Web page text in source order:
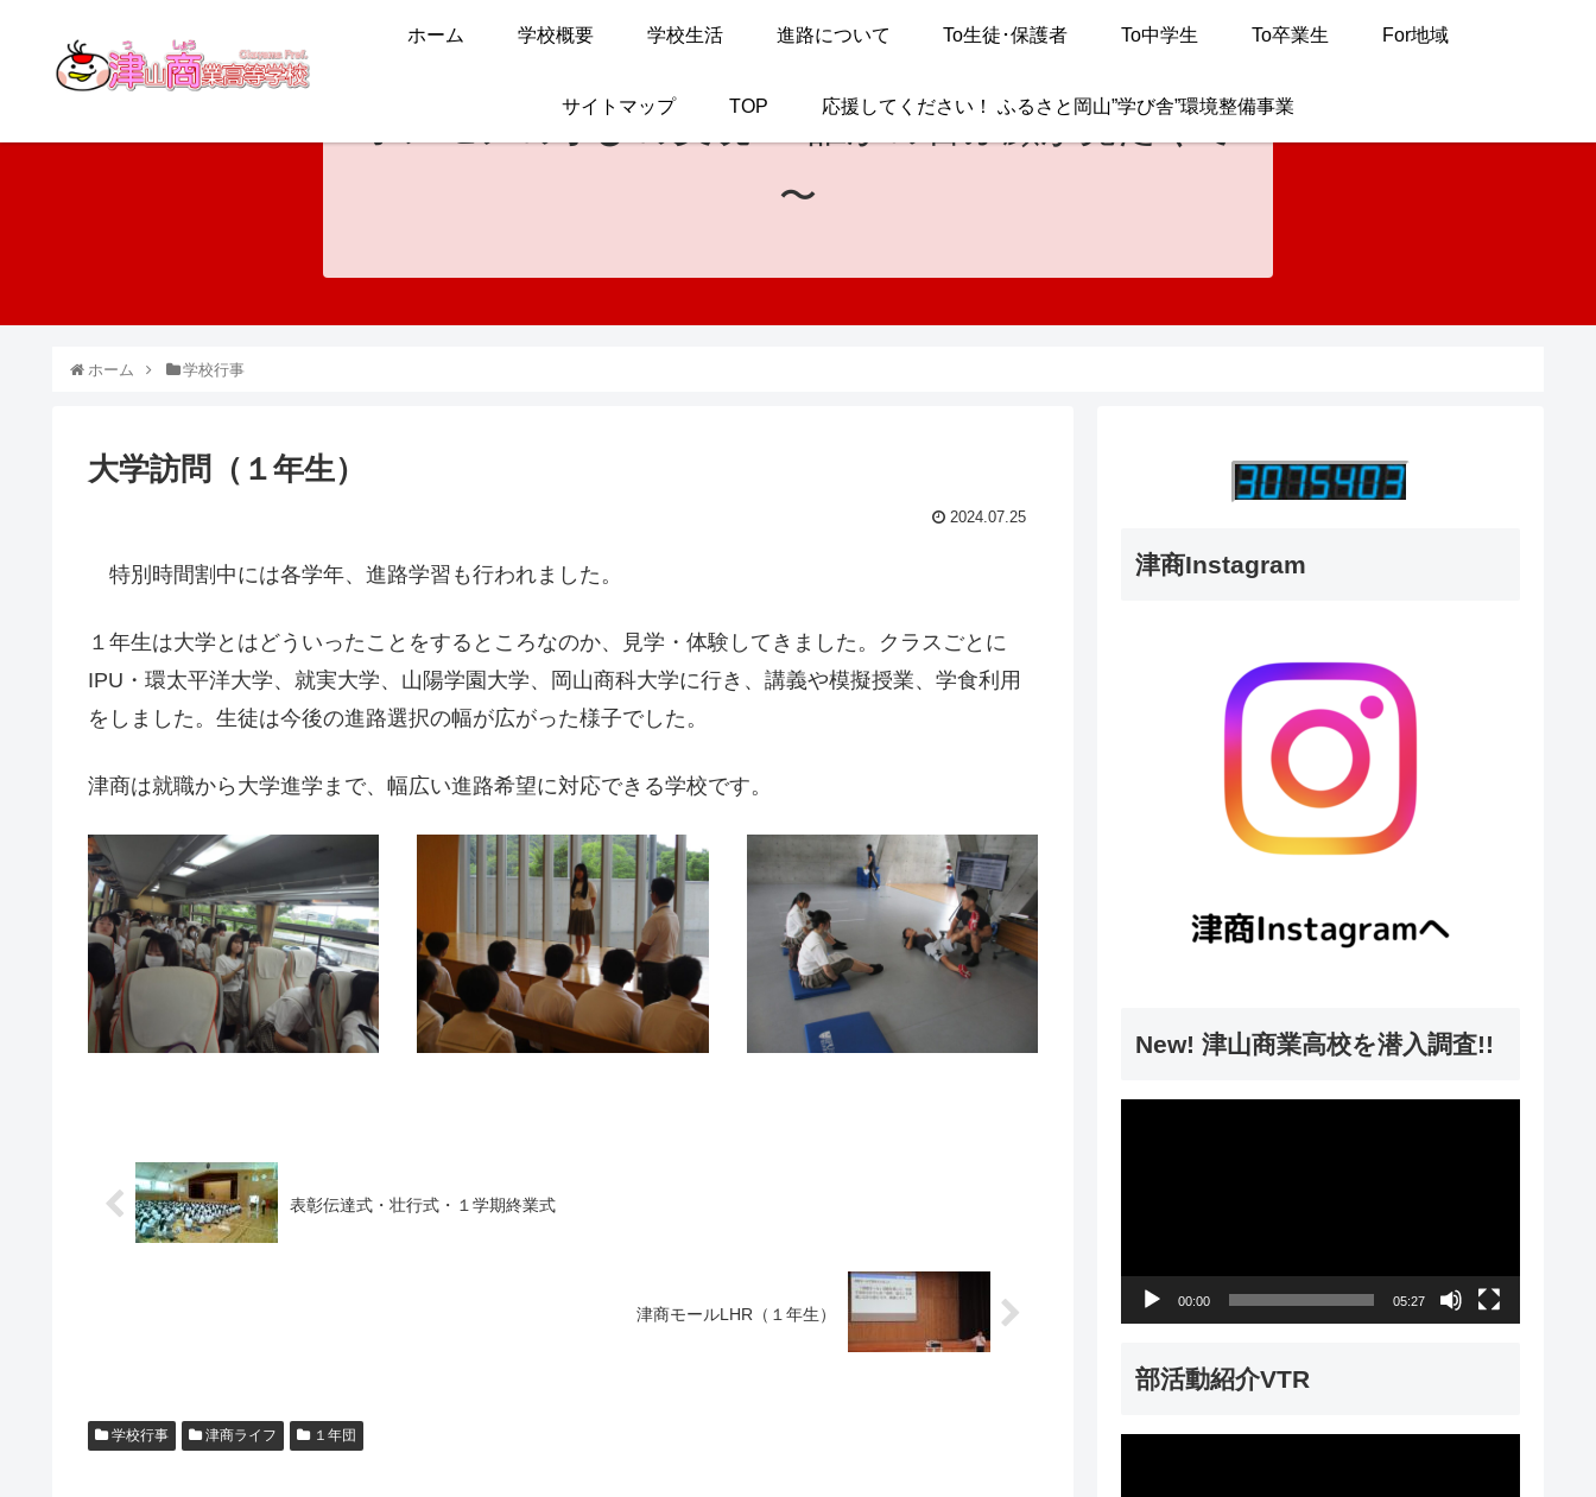
ホーム 学校概要 学校生活 進路について To生徒･保護者 To中学生 To卒業生 For地域
サイトマップ TOP 応援してください！ ふるさと岡山”学び舎”環境整備事業
ホンモノの学びの実現
〜 誰かの喜ぶ顔が見たくて
〜
ホーム 学校行事
大学訪問（１年生）
2024.07.25
特別時間割中には各学年、進路学習も行われました。
１年生は大学とはどういったことをするところなのか、見学・体験してきました。クラスごとに
IPU・環太平洋大学、就実大学、山陽学園大学、岡山商科大学に行き、講義や模擬授業、学食利用
をしました。生徒は今後の進路選択の幅が広がった様子でした。
津商は就職から大学進学まで、幅広い進路希望に対応できる学校です。
表彰伝達式・壮行式・１学期終業式
津商モールLHR（１年生）
学校行事 津商ライフ １年団
津商Instagram
New! 津山商業高校を潜入調査!!
00:00 05:27
部活動紹介VTR